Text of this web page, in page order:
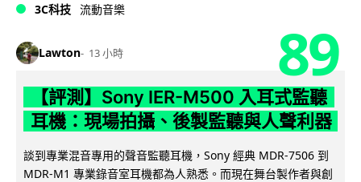
3C科技 流動音樂
Lawton 13 小時 89
【評測】Sony IER-M500 入耳式監聽
耳機：現場拍攝、後製監聽與人聲利器
談到專業混音專用的聲音監聽耳機，Sony 經典 MDR-7506 到
MDR-M1 專業錄音室耳機都為人熟悉。而現在舞台製作者與創